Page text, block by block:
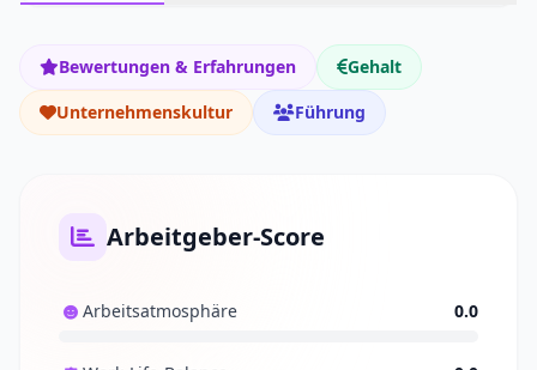
Bewertungen & Erfahrungen
Gehalt
Unternehmenskultur
Führung
Arbeitgeber-Score
Arbeitsatmosphäre 0.0